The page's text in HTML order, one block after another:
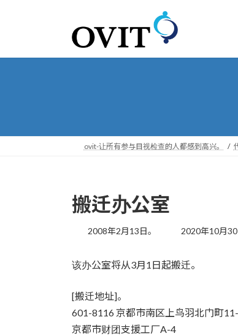
ovit-让所有参与目视检查的人都感到高兴。
搬迁办公室
2008年2月13日。
最
新
2020年10月30
该办公室将从3月1日起搬迁。
[搬迁地址]。
601-8116 京都市南区上鸟羽北门町
京都市财团支援工厂A-4